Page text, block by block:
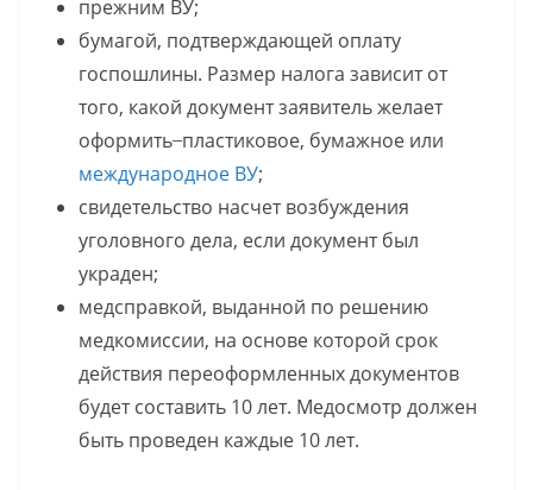
прежним ВУ;
бумагой, подтверждающей оплату
госпошлины. Размер налога зависит от
того, какой документ заявитель желает
оформить ̶ пластиковое, бумажное или
международное ВУ;
свидетельство насчет возбуждения
уголовного дела, если документ был
украден;
медсправкой, выданной по решению
медкомиссии, на основе которой срок
действия переоформленных документов
будет составить 10 лет. Медосмотр должен
быть проведен каждые 10 лет.